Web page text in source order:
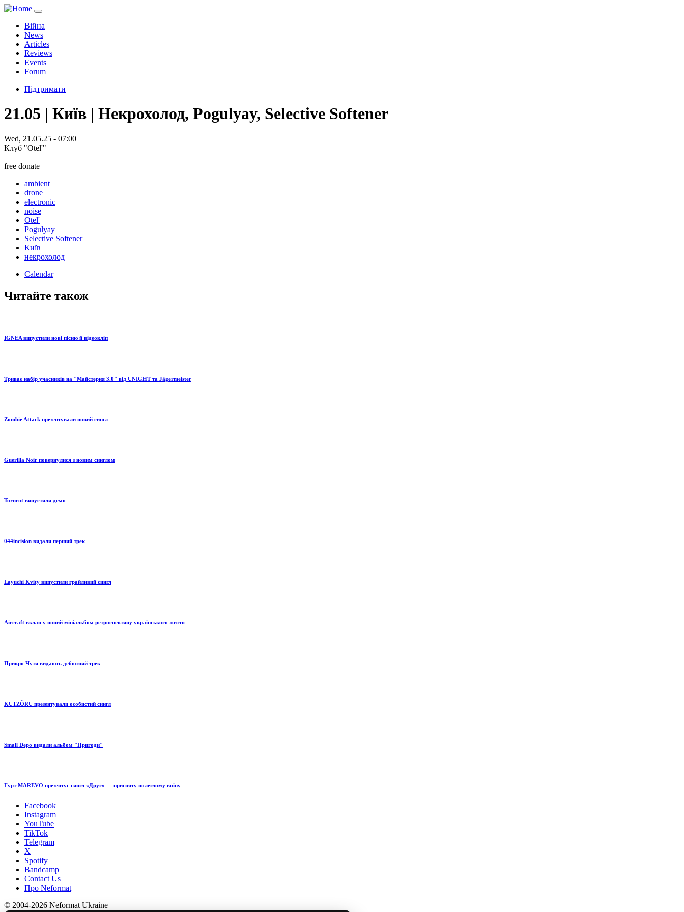
Війна
News
Articles
Reviews
Events
Forum
Підтримати
21.05 | Київ | Некрохолод, Pogulyay, Selective Softener
Wed, 21.05.25 - 07:00
Клуб "Otel'"
free donate
ambient
drone
electronic
noise
Otel'
Pogulyay
Selective Softener
Київ
некрохолод
Calendar
Читайте також
IGNEA випустили нові пісню й відеокліп
Триває набір учасників на "Майстерня 3.0" від UNIGHT та Jägermeister
Zombie Attack презентували новий сингл
Guerilla Noir повернулися з новим синглом
Tornrot випустили демо
044incision видали перший трек
Layuchi Kvity випустили грайливий сингл
Aircraft вклав у новий мініальбом ретроспективу українського життя
Прикро Чути видають дебютний трек
KUTZÔRU презентували особистий сингл
Small Depo видали альбом "Пригоди"
Гурт MAREVO презентує сингл «Друг» — присвяту полеглому воїну
Facebook
Instagram
YouTube
TikTok
Telegram
X
Spotify
Bandcamp
Contact Us
Про Neformat
© 2004-2026 Neformat Ukraine